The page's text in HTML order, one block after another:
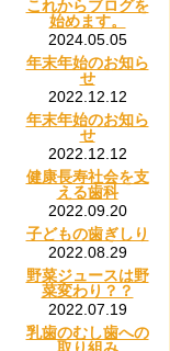
これからブログを
始めます。
2024.05.05
年末年始のお知ら
せ
2022.12.12
年末年始のお知ら
せ
2022.12.12
健康長寿社会を支
える歯科
2022.09.20
子どもの歯ぎしり
2022.08.29
野菜ジュースは野
菜変わり？？
2022.07.19
乳歯のむし歯への